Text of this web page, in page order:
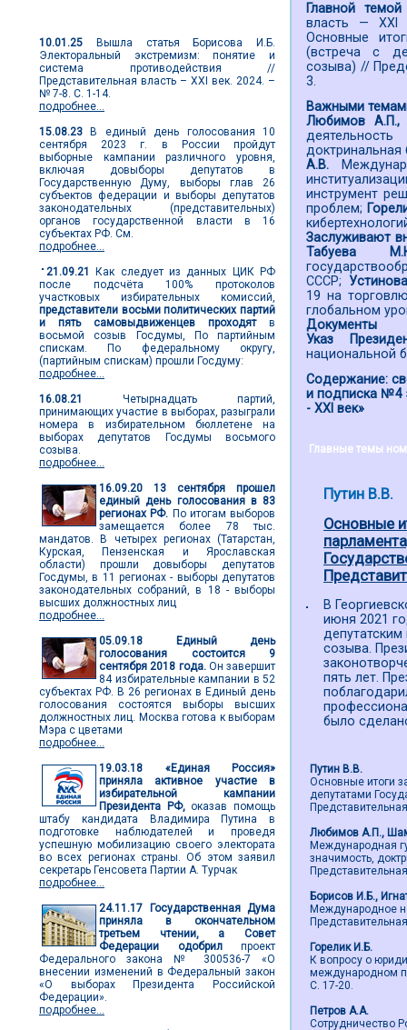
10.01.25 Вышла статья Борисова И.Б.
Электоральный экстремизм: понятие и
система противодействия //
Представительная власть – XXI век. 2024. –
№ 7-8. С. 1-14.
подробнее...
15.08.23 В единый день голосования 10
сентября 2023 г. в России пройдут
выборные кампании различного уровня,
включая довыборы депутатов в
Государственную Думу, выборы глав 26
субъектов федерации и выборы депутатов
законодательных (представительных)
органов государственной власти в 16
субъектах РФ. См.
подробнее...
21.09.21
Как следует из данных ЦИК РФ
после подсчёта 100% протоколов
участковых избирательных комиссий,
представители восьми политических партий
и пять самовыдвиженцев проходятв
восьмой созыв Госдумы, По партийным
спискам. По федеральному округу,
(партийным спискам) прошли Госдуму:
подробнее...
16.08.21
Четырнадцать партий,
принимающих участие в выборах, разыграли
номера в избирательном бюллетене на
выборах депутатов Госдумы восьмого
созыва.
подробнее...
16.09.20
13 сентября прошел
единый день голосования в 83
регионах РФ. По итогам выборов
замещается более 78 тыс.
мандатов. В четырех регионах (Татарстан,
Курская, Пензенская и Ярославская
области) прошли довыборы депутатов
Госдумы, в 11 регионах - выборы депутатов
законодательных собраний, в 18 - выборы
высших должностных лиц
подробнее...
05.09.18
Единый день
голосования состоится 9
сентября 2018 года.Он завершит
84 избирательные кампании в 52
субъектах РФ. В 26 регионах в Единый день
голосования состоятся выборы высших
должностных лиц. Москва готова к выборам
Мэра с цветами
подробнее...
19.03.18
«Единая Россия»
приняла активное участие в
избирательной кампании
Президента РФ,оказав помощь
штабу кандидата Владимира Путина в
подготовке наблюдателей и проведя
успешную мобилизацию своего электората
во всех регионах страны. Об этом заявил
секретарь Генсовета Партии А. Турчак
подробнее...
24.11.17
Государственная Дума
приняла в окончательном
третьем чтении, а Совет
Федерации одобрил проект
Федерального закона № 300536-7 «О
внесении изменений в Федеральный закон
«О выборах Президента Российской
Федерации».
подробнее...
Главной темой
власть —
Основные
(встреча с
созыва) //
3.
Важными
Любимов
А.В.
инструмент
проблем;
Заслуживают
Табуева
СССР;
19 на
глобальном
Документы
Указ
национальной
Содержание:
и подписка №4
- ХХI век»
Главные темы
Путин В.В.
Основные
В
июня 2021
созыва.
пять лет.
было
Путин В.В.
Основные итоги
депутатами
Любимов А.П.,
Международная
значимость,
Борисов И.Б.,
Международное
Горелик И.Б.
К вопросу о
международном
С. 17-20.
Петров А.А.
Сотрудничество